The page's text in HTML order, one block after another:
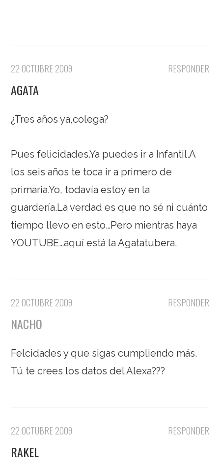
RESPONDER
22 OCTUBRE 2009
AGATA
¿Tres años ya,colega?
Pues felicidades.Ya puedes ir a Infantil.A
los seis años te toca ir a primero de
primaria.Yo, todavía estoy en la
guardería.La verdad es que no sé ni cuánto
tiempo llevo en esto…Pero mientras haya
YOUTUBE…aquí está la Agatatubera.
RESPONDER
22 OCTUBRE 2009
NACHO
Felcidades y que sigas cumpliendo más.
Tú te crees los datos del Alexa???
RESPONDER
22 OCTUBRE 2009
RAKEL